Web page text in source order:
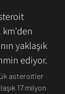
km'den
yaklaşık
ediyor.
asteroitler
17 milyon